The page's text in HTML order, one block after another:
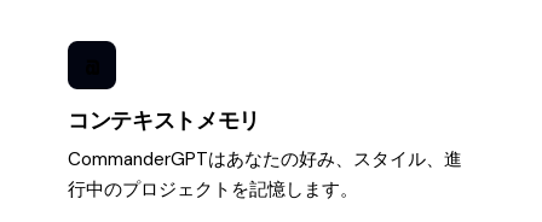
コンテキストメモリ
CommanderGPTはあなたの好み、スタイル、進
行中のプロジェクトを記憶します。